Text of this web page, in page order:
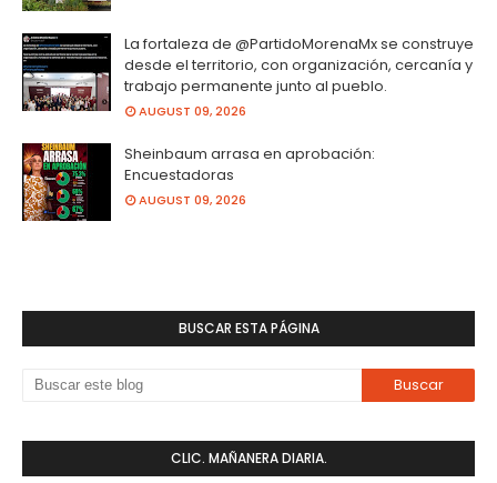
La fortaleza de @PartidoMorenaMx se construye
desde el territorio, con organización, cercanía y
trabajo permanente junto al pueblo.
AUGUST 09, 2026
Sheinbaum arrasa en aprobación:
Encuestadoras
AUGUST 09, 2026
BUSCAR ESTA PÁGINA
CLIC. MAÑANERA DIARIA.